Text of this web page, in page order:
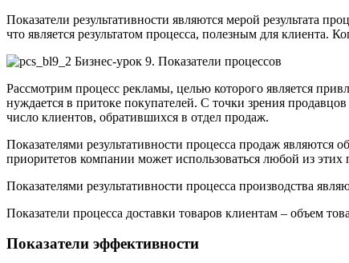
Показатели результативности являются мерой результата
что является результатом процесса, полезным для клиента.
Рассмотрим процесс рекламы, целью которого является
нуждается в притоке покупателей. С точки зрения
число клиентов, обратившихся в отдел продаж.
Показателями результативности процесса продаж
приоритетов компании может использоваться любой из этих
Показателями результативности процесса производства
Показатели процесса доставки товаров клиентам – объем
Показатели эффективности